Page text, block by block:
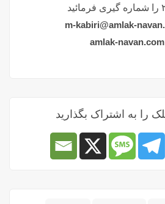
m-kabiri@amlak-
amlak-navan.com
را به اشتراک بگذارید